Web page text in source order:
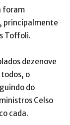
foram
principalmente
Toffoli.
dezenove
todos, o
do
Celso
cada.